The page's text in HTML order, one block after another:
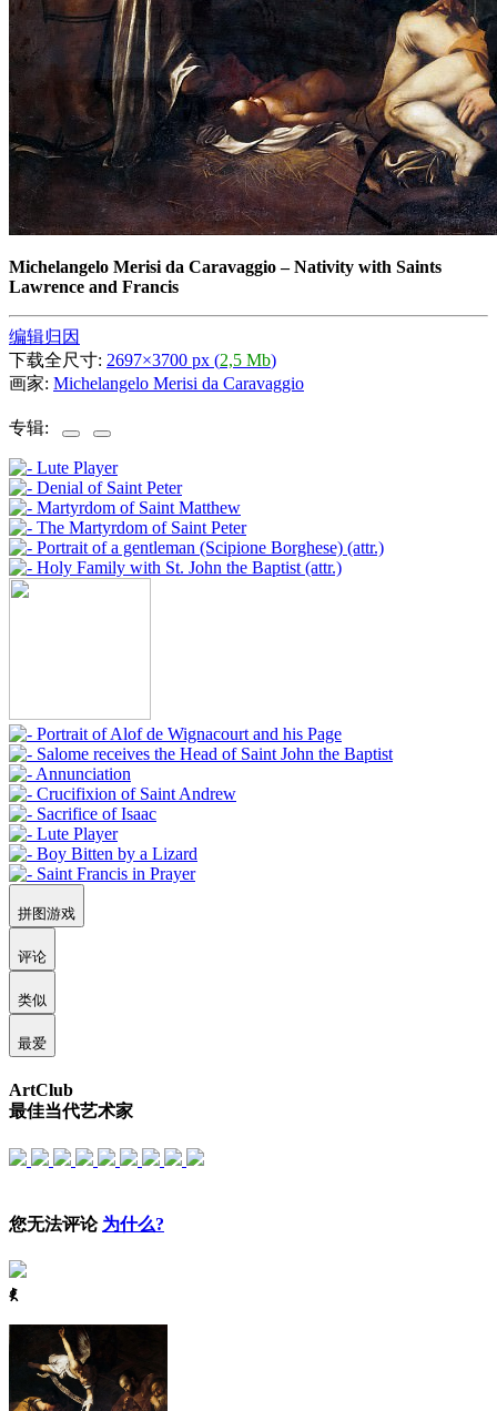
Michelangelo Merisi da Caravaggio–Nativity with Saints
Lawrence and Francis
编辑归因
下载全尺寸: 2697×3700 px (2,5 Mb)
画家: Michelangelo Merisi da Caravaggio
专辑:
拼图游戏
评论
类似
最爱
ArtClub
最佳当代艺术家
您无法评论 为什么?
ꈅ